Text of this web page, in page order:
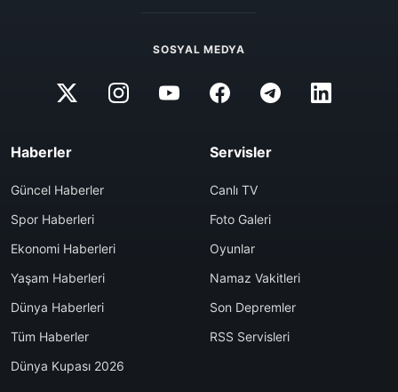
SOSYAL MEDYA
Haberler
Güncel Haberler
Spor Haberleri
Ekonomi Haberleri
Yaşam Haberleri
Dünya Haberleri
Tüm Haberler
Dünya Kupası 2026
Servisler
Canlı TV
Foto Galeri
Oyunlar
Namaz Vakitleri
Son Depremler
RSS Servisleri